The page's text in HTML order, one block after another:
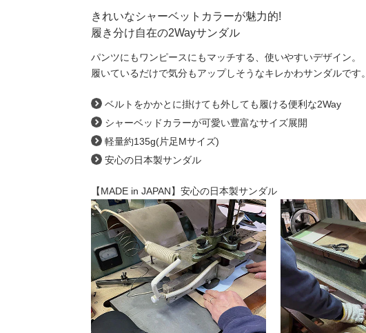
きれいなシャーベットカラーが魅力的!
履き分け自在の2Wayサンダル
パンツにもワンピースにもマッチする、使いやすいデザイン。
履いているだけで気分もアップしそうなキレかわサンダルです。
ベルトをかかとに掛けても外しても履ける便利な2Way
シャーベッドカラーが可愛い豊富なサイズ展開
軽量約135g(片足Mサイズ)
安心の日本製サンダル
【MADE in JAPAN】安心の日本製サンダル